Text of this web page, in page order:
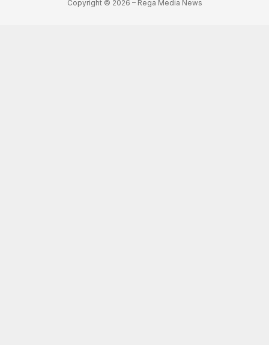
Copyright © 2026 – Rega Media News